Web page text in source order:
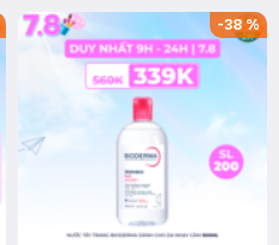
(SL có hạn)
-38%